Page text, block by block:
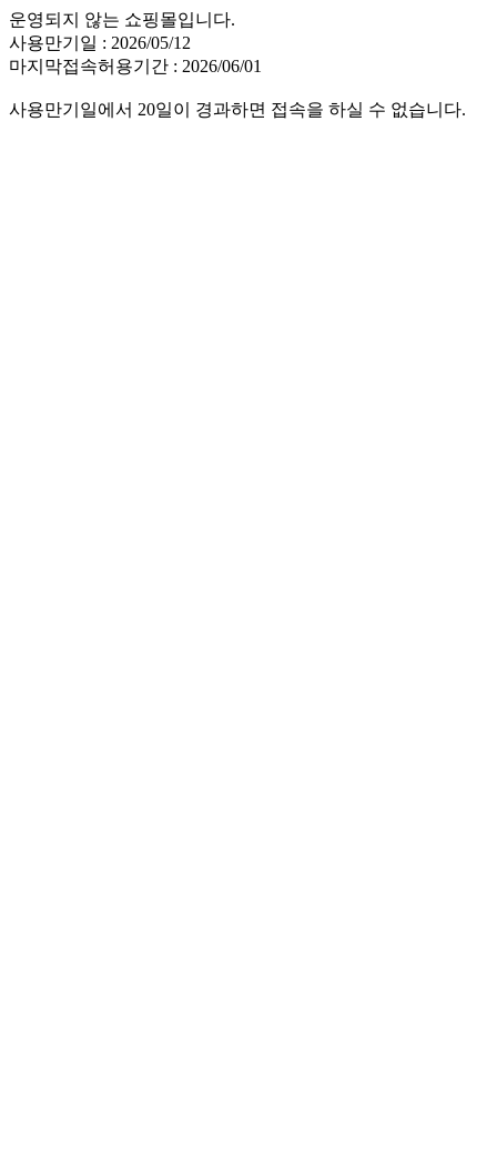
운영되지 않는 쇼핑몰입니다.
사용만기일 : 2026/05/12
마지막접속허용기간 : 2026/06/01
사용만기일에서 20일이 경과하면 접속을 하실 수 없습니다.